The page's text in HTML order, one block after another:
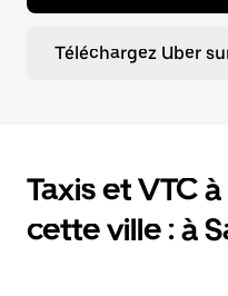
Téléchargez Uber
Taxis et VTC
cette ville : à